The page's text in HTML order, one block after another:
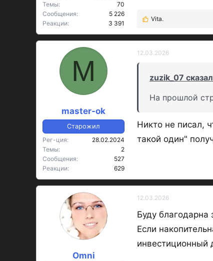
Темы
70
Сообщения
5 226
Реакции
3 391
Р
е
а
к
Vita.
M
master-ok
Старожил
Рег-ция
28.02.2024
Темы
2
Сообщения
527
Реакции
629
12.03.2026
zuzik_07
На прошлой
Никто не писал,
такой один"
Omni
12.03.2026
Буду благодарна
Если
инвестиционный